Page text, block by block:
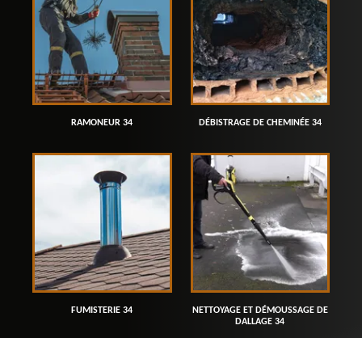
RAMONEUR 34 DÉBISTRAGE DE CHEMINÉE 34
FUMISTERIE 34
NETTOYAGE ET DÉMOUSSAGE DE
DALLAGE 34